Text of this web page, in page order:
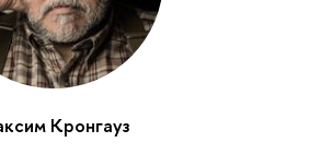
Кронгауз